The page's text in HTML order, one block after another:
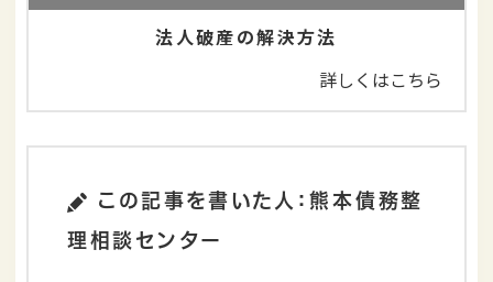
法人破産の解決方法
詳しくはこちら
この記事を書いた人：熊本債務整
理相談センター